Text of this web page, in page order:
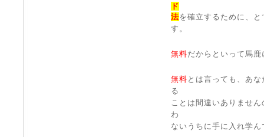
ド
法を確立するために、
す。
無料だからといって馬
無料 とは言っても、あな
る
ことは間違いありませ
わ
ないうちに手に入れ学